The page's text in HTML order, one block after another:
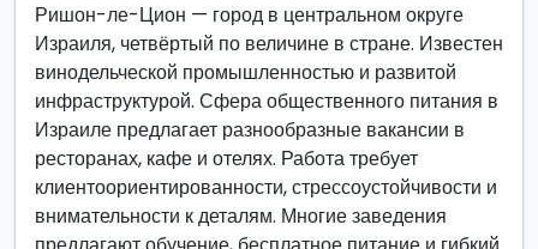
Ришон-ле-Цион — город в центральном округе
Израиля, четвёртый по величине в стране. Известен
винодельческой промышленностью и развитой
инфраструктурой. Сфера общественного питания в
Израиле предлагает разнообразные вакансии в
ресторанах, кафе и отелях. Работа требует
клиентоориентированности, стрессоустойчивости и
внимательности к деталям. Многие заведения